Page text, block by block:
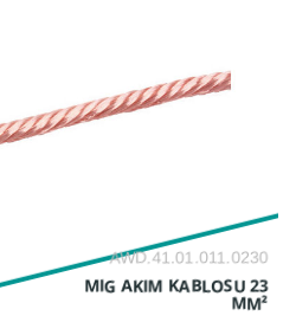
AWD.41.01.011.0230
MIG AKIM KABLOSU 23
MM²